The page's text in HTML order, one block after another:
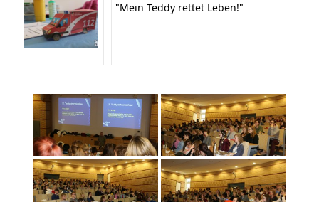
"Mein Teddy rettet Leben!"